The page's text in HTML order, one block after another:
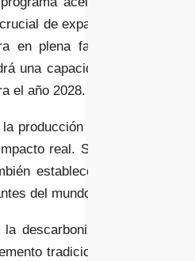
de expansión.
en plena fase de
una capacidad de
el año 2028.
producción a gran
real. Si tiene
establecerá un
del mundo.
descarbonización
tradicional, la